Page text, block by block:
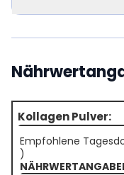
Kollagen Pulver:
Empfohlene
)